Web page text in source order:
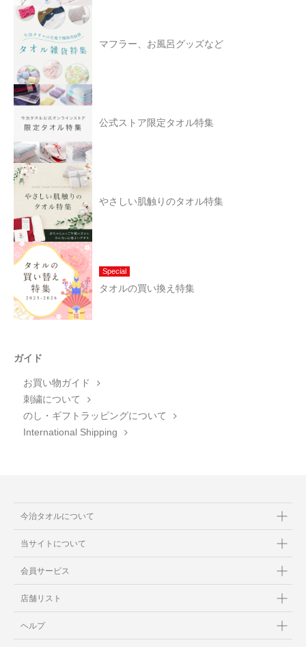
マフラー、お風呂グッズなど
公式ストア限定タオル特集
やさしい肌触りのタオル特集
Special
タオルの買い換え特集
ガイド
お買い物ガイド
刺繍について
のし・ギフトラッピングについて
International Shipping
今治タオルについて
当サイトについて
会員サービス
店舗リスト
ヘルプ